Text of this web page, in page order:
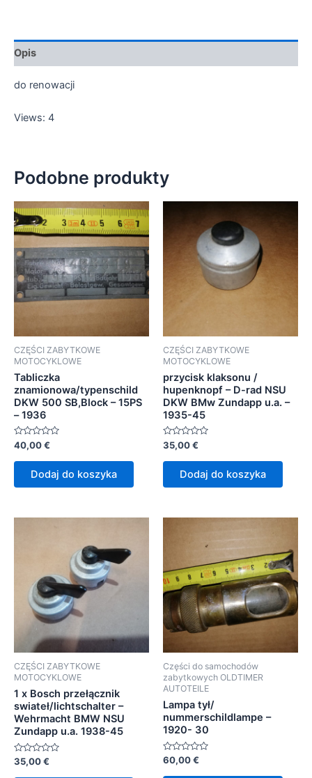
Opis
do renowacji
Views: 4
Podobne produkty
CZĘŚCI ZABYTKOWE
MOTOCYKLOWE
Tabliczka
znamionowa/typenschild
DKW 500 SB,Block – 15PS
– 1936
Oceniono
0
na
40,00€
Dodaj do koszyka
CZĘŚCI ZABYTKOWE
MOTOCYKLOWE
przycisk klaksonu /
hupenknopf – D-rad NSU
DKW BMw Zundapp u.a. –
1935-45
Oceniono
0
na
35,00€
Dodaj do koszyka
CZĘŚCI ZABYTKOWE
MOTOCYKLOWE
1 x Bosch przełącznik
swiateł/lichtschalter –
Wehrmacht BMW NSU
Zundapp u.a. 1938-45
Oceniono
35,00€
Części do samochodów
zabytkowych OLDTIMER
AUTOTEILE
Lampa tył/
nummerschildlampe –
1920- 30
Oceniono
na
60,00€